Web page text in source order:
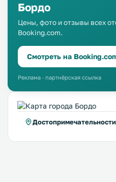
Бордо
Цены, фото и отзывы всех
Booking.com.
Смотреть на
Реклама · партнёрская ссылка